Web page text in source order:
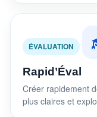
ÉVALUATION
Rapid’Éval
Créer rapidement
plus claires et